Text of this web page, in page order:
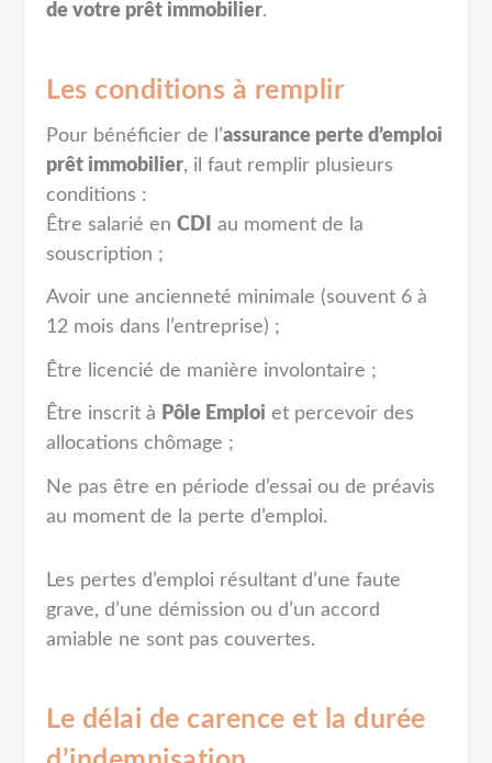
de votre prêt immobilier.
Les conditions à remplir
Pour bénéficier de l’assurance perte d’emploi
prêt immobilier, il faut remplir plusieurs
conditions :
Être salarié enCDI
au moment de la
souscription ;
Avoir une ancienneté minimale (souvent 6 à
12 mois dans l’entreprise) ;
Être licencié de manière involontaire ;
Être inscrit à Pôle Emploi et percevoir des
allocations chômage ;
Ne pas être en période d’essai ou de préavis
au moment de la perte d’emploi.
Les pertes d’emploi résultant d’une faute
grave, d’une démission ou d’un accord
amiable ne sont pas couvertes.
Le délai de carence et la durée